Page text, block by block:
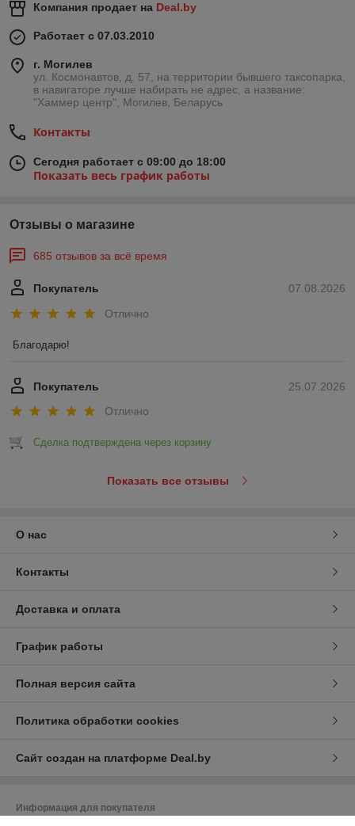
Компания продает на Deal.by
Работает с 07.03.2010
г. Могилев
ул. Космонавтов, д. 57, на территории бывшего таксопарка,
в навигаторе лучше набирать не адрес, а название:
"Хаммер центр", Могилев, Беларусь
Контакты
Сегодня работает с 09:00 до 18:00
Показать весь график работы
Отзывы о магазине
685 отзывов за всё время
07.08.2026
Покупатель
Отлично
Благодарю!
25.07.2026
Покупатель
Отлично
Сделка подтверждена через корзину
Показать все отзывы
О нас
Контакты
Доставка и оплата
График работы
Полная версия сайта
Политика обработки cookies
Сайт создан на платформе Deal.by
Информация для покупателя